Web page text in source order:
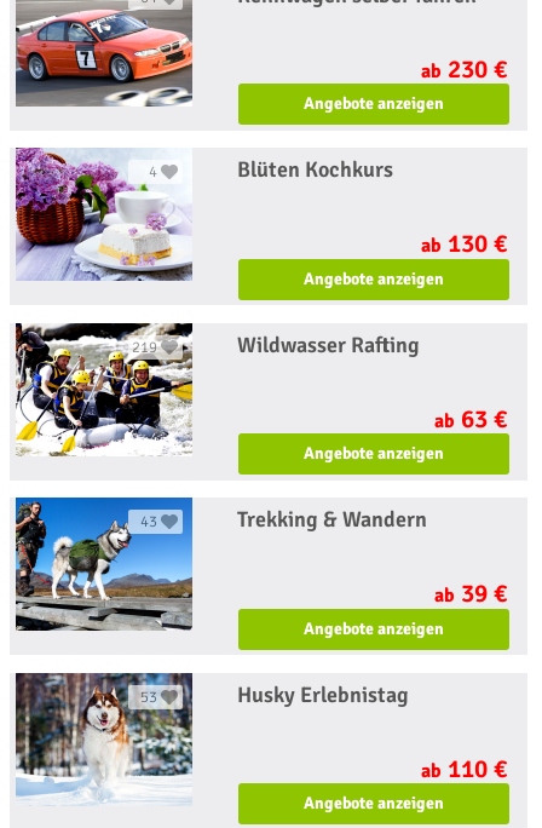
ab 230 €
Angebote anzeigen
4 Blüten Kochkurs
ab 130 €
Angebote anzeigen
219 Wildwasser Rafting
ab 63 €
Angebote anzeigen
43 Trekking & Wandern
ab 39 €
Angebote anzeigen
53 Husky Erlebnistag
ab 110 €
Angebote anzeigen